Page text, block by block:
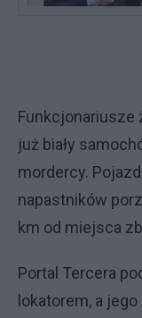
Funkcjonariusze
już biały
mordercy.
napastników
km od miejsca
Portal Tercera
lokatorem, a